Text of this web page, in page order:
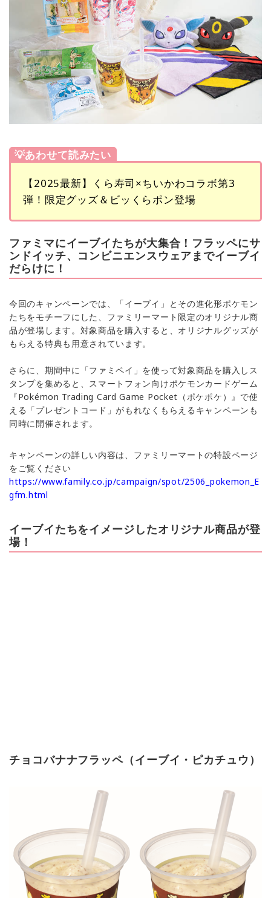
💡あわせて読みたい
【2025最新】くら寿司×ちいかわコラボ第3
弾！限定グッズ＆ビッくらポン登場
ファミマにイーブイたちが大集合！フラッペにサ
ンドイッチ、コンビニエンスウェアまでイーブイ
だらけに！
今回のキャンペーンでは、「イーブイ」とその進化形ポケモン
たちをモチーフにした、ファミリーマート限定のオリジナル商
品が登場します。対象商品を購入すると、オリジナルグッズが
もらえる特典も用意されています。
さらに、期間中に「ファミペイ」を使って対象商品を購入しス
タンプを集めると、スマートフォン向けポケモンカードゲーム
『Pokémon Trading Card Game Pocket（ポケポケ）』で使
える「プレゼントコード」がもれなくもらえるキャンペーンも
同時に開催されます。
キャンペーンの詳しい内容は、ファミリーマートの特設ページ
をご覧ください
https://www.family.co.jp/campaign/spot/2506_pokemon_E
gfm.html
イーブイたちをイメージしたオリジナル商品が登
場！
チョコバナナフラッペ（イーブイ・ピカチュウ）